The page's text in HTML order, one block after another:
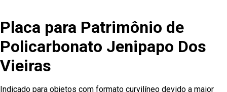
Placa para Patrimônio de
Policarbonato Jenipapo Dos
Vieiras
Indicado para objetos com formato curvilíneo devido a maior